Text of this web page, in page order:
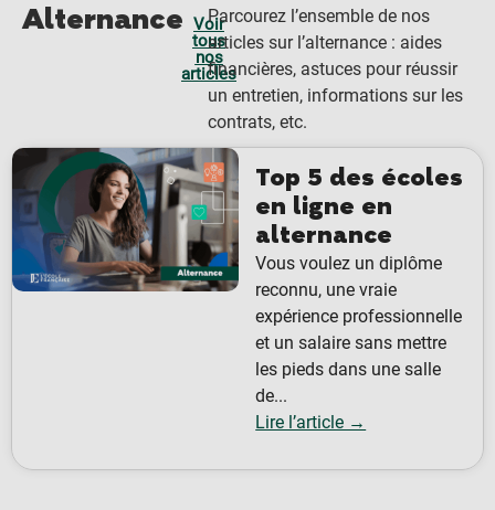
Alternance Voir
tous
nos
articles
Parcourez l’ensemble de nos
articles sur l’alternance : aides
financières, astuces pour réussir
un entretien, informations sur les
contrats, etc.
Top 5 des écoles
en ligne en
alternance
Vous voulez un diplôme
reconnu, une vraie
expérience professionnelle
et un salaire sans mettre
les pieds dans une salle
de...
Lire l’article →